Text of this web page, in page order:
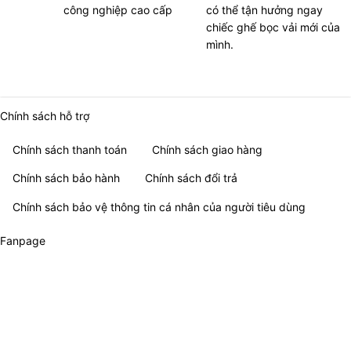
công nghiệp cao cấp
có thể tận hưởng ngay
chiếc ghế bọc vải mới của
mình.
Chính sách hỗ trợ
Chính sách thanh toán Chính sách giao hàng
Chính sách bảo hành Chính sách đổi trả
Chính sách bảo vệ thông tin cá nhân của người tiêu dùng
Fanpage